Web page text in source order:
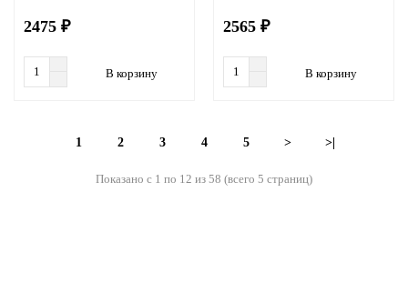
2475 ₽
В корзину
2565 ₽
В корзину
1 2 3 4 5 > >|
Показано с 1 по 12 из 58 (всего 5 страниц)